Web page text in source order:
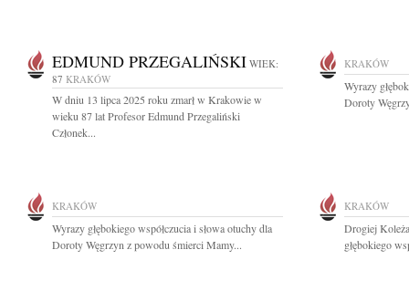
EDMUND PRZEGALIŃSKI WIEK:
87 KRAKÓW
W dniu 13 lipca 2025 roku zmarł w Krakowie w
wieku 87 lat Profesor Edmund Przegaliński
Członek...
KRAKÓW
Wyrazy
Doroty
KRAKÓW
Wyrazy głębokiego współczucia i słowa otuchy dla
Doroty Węgrzyn z powodu śmierci Mamy...
KRAKÓW
Drogiej
głębokiego